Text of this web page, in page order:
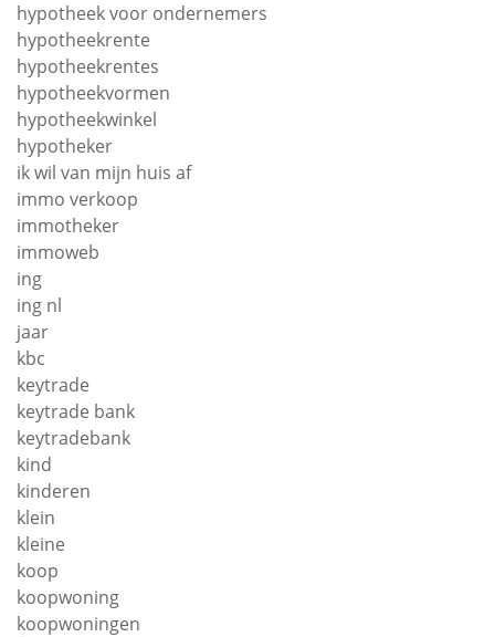
hypotheek voor ondernemers
hypotheekrente
hypotheekrentes
hypotheekvormen
hypotheekwinkel
hypotheker
ik wil van mijn huis af
immo verkoop
immotheker
immoweb
ing
ing nl
jaar
kbc
keytrade
keytrade bank
keytradebank
kind
kinderen
klein
kleine
koop
koopwoning
koopwoningen